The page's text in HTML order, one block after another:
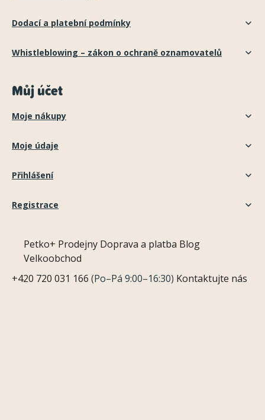
Dodací a platební podmínky
Whistleblowing – zákon o ochraně oznamovatelů
Můj účet
Moje nákupy
Moje údaje
Přihlášení
Registrace
Petko+ Prodejny Doprava a platba Blog
Velkoobchod
+420 720 031 166 (Po–Pá 9:00–16:30) Kontaktujte nás